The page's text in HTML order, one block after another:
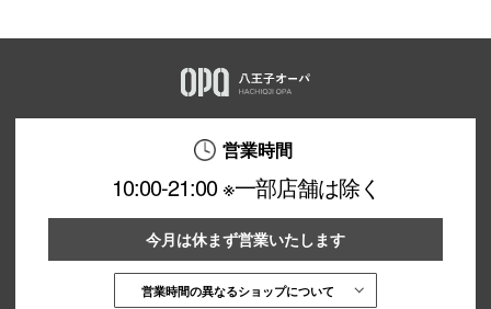
営業時間
10:00-21:00 ※一部店舗は除く
今月は休まず営業いたします
営業時間の異なるショップについて